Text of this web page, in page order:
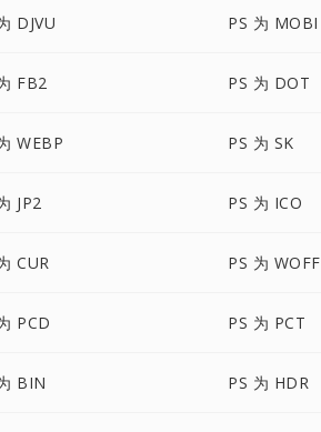
DJVU PS 为 MOBI
FB2 PS 为 DOT
WEBP PS 为 SK
JP2 PS 为 ICO
CUR PS 为 WOFF
PCD PS 为 PCT
BIN PS 为 HDR